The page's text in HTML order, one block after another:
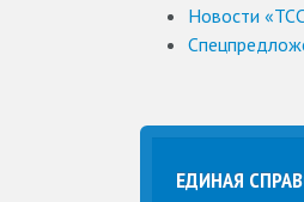
Новости
ЕДИНАЯ